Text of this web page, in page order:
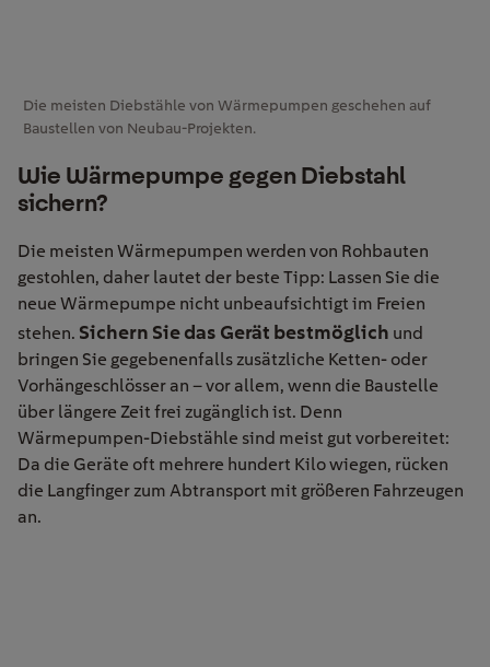
Die meisten Diebstähle von Wärmepumpen geschehen auf
Baustellen von Neubau-Projekten.
Wie Wärmepumpe gegen Diebstahl
sichern?
Die meisten Wärmepumpen werden von Rohbauten
gestohlen, daher lautet der beste Tipp: Lassen Sie die
neue Wärmepumpe nicht unbeaufsichtigt im Freien
stehen. Sichern Sie das Gerät bestmöglich und
bringen Sie gegebenenfalls zusätzliche Ketten- oder
Vorhängeschlösser an – vor allem, wenn die Baustelle
über längere Zeit frei zugänglich ist. Denn
Wärmepumpen-Diebstähle sind meist gut vorbereitet:
Da die Geräte oft mehrere hundert Kilo wiegen, rücken
die Langfinger zum Abtransport mit größeren Fahrzeugen
an.